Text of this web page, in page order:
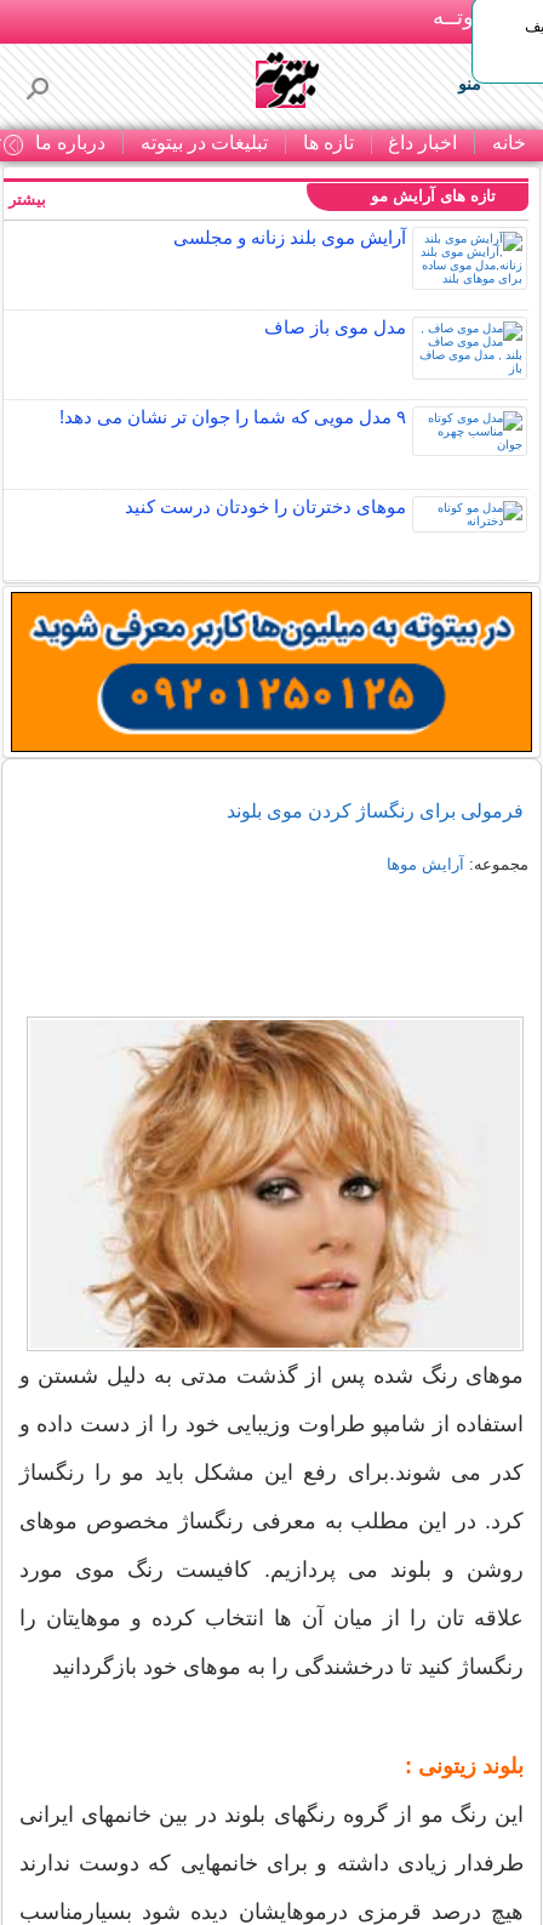
بـیتوتــه
منو
خانه اخبار داغ تازه ها تبلیغات در بیتوته درباره ما
تازه های آرایش مو
آرایش موی بلند زنانه و مجلسی
مدل موی باز صاف
۹ مدل مویی که شما را جوان تر نشان می دهد!
موهای دخترتان را خودتان درست کنید
بیشتر
فرمولی برای رنگساژ کردن موی بلوند
مجموعه: آرایش موها
موهای رنگ شده پس از گذشت مدتی به دلیل شستن و
استفاده از شامپو طراوت وزیبایی خود را از دست داده و
کدر می شوند.برای رفع این مشکل باید مو را رنگساژ
کرد. در این مطلب به معرفی رنگساژ مخصوص موهای
روشن و بلوند می پردازیم. کافیست رنگ موی مورد
علاقه تان را از میان آن ها انتخاب کرده و موهایتان را
رنگساژ کنید تا درخشندگی را به موهای خود بازگردانید
بلوند زیتونی :
این رنگ مو از گروه رنگهای بلوند در بین خانمهای ایرانی
طرفدار زیادی داشته و برای خانمهایی که دوست ندارند
هیچ درصد قرمزی درموهایشان دیده شود بسیارمناسب